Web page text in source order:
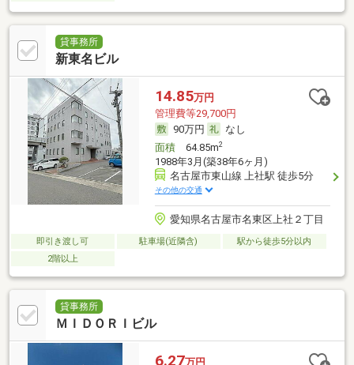
貸事務所
新東名ビル
14.85万円
管理費等29,700円
90万円
なし
面積64.85m2
1988年3月(築38年6ヶ月)
名古屋市東山線 上社駅 徒歩5分
その他の交通
愛知県名古屋市名東区上社２丁目
即引き渡し可 駐車場(近隣含)
駅から徒歩5分以内
2階以上
貸事務所
ＭＩＤＯＲＩビル
6.27万円